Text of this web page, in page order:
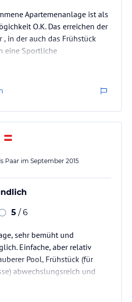
Apartemenanlage ist als
O.K. Das erreichen der
, in der auch das Frühstück
eine Sportliche
betrifft.
es wurde sich Mühe gegeben.
verursacht war uns bei der
worden.
verfügbar. Die Poolanlage ist
Highlight.
Paar im September 2015
5 / 6
sehr bemüht und
Einfache, aber relativ
Pool, Frühstück (für
abwechslungsreich und
nur wenige Gehminuten